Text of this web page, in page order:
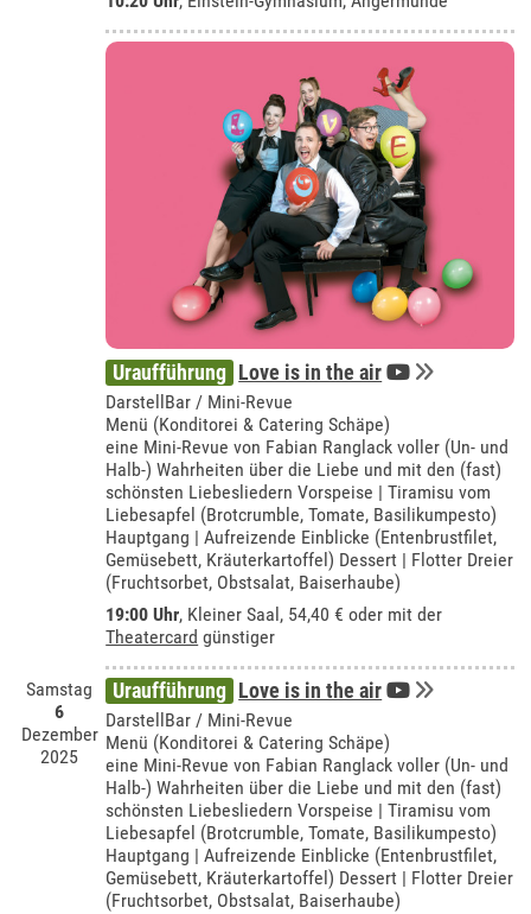
Uraufführung Love is in the air
DarstellBar / Mini-Revue
Menü (Konditorei & Catering Schäpe)
eine Mini-Revue von Fabian Ranglack voller (Un- und
Halb-) Wahrheiten über die Liebe und mit den (fast)
schönsten Liebesliedern Vorspeise | Tiramisu vom
Liebesapfel (Brotcrumble, Tomate, Basilikumpesto)
Hauptgang | Aufreizende Einblicke (Entenbrustfilet,
Gemüsebett, Kräuterkartoffel) Dessert | Flotter Dreier
(Fruchtsorbet, Obstsalat, Baiserhaube)
19:00 Uhr, Kleiner Saal, 54,40 € oder mit der
Theatercard günstiger
Samstag
6
Dezember
2025
Uraufführung Love is in the air
DarstellBar / Mini-Revue
Menü (Konditorei & Catering Schäpe)
eine Mini-Revue von Fabian Ranglack voller (Un- und
Halb-) Wahrheiten über die Liebe und mit den (fast)
schönsten Liebesliedern Vorspeise | Tiramisu vom
Liebesapfel (Brotcrumble, Tomate, Basilikumpesto)
Hauptgang | Aufreizende Einblicke (Entenbrustfilet,
Gemüsebett, Kräuterkartoffel) Dessert | Flotter Dreier
(Fruchtsorbet, Obstsalat, Baiserhaube)